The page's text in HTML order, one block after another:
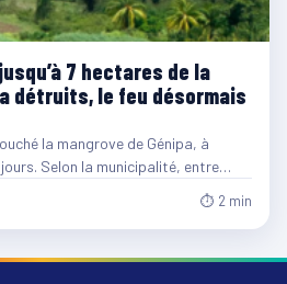
7 hectares de la
détruits, le feu désormais
la mangrove de Génipa, à
Selon la municipalité, entre…
⏱ 2 min